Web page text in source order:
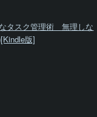
タスク管理術 無理しな
版]